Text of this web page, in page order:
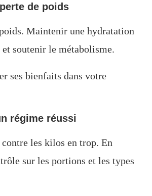
de poids
Maintenir une hydratation
soutenir le métabolisme.
ses bienfaits dans votre
régime réussi
les kilos en trop. En
sur les portions et les types